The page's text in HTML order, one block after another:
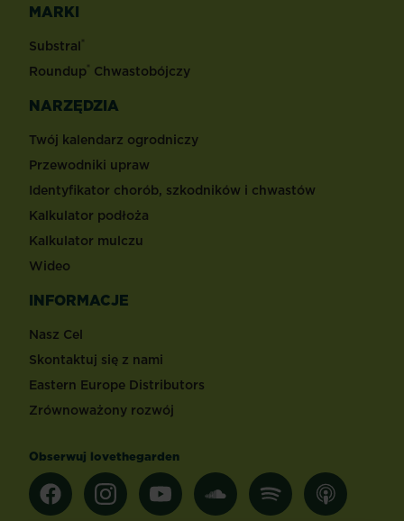
MARKI
Substral®
Roundup® Chwastobójczy
NARZĘDZIA
Twój kalendarz ogrodniczy
Przewodniki upraw
Identyfikator chorób, szkodników i chwastów
Kalkulator podłoża
Kalkulator mulczu
Wideo
INFORMACJE
Nasz Cel
Skontaktuj się z nami
Eastern Europe Distributors
Zrównoważony rozwój
Obserwuj lovethegarden